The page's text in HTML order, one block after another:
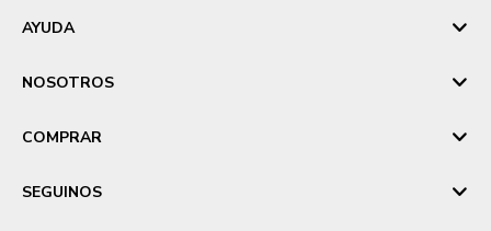
AYUDA
NOSOTROS
COMPRAR
SEGUINOS